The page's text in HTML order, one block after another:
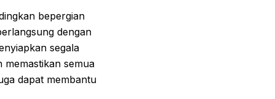
bepergian
dengan
segala
semua
dapat membantu